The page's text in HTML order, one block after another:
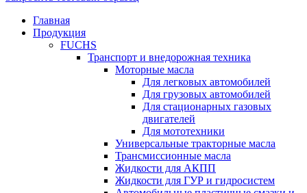
Главная
Продукция
FUCHS
Транспорт и внедорожная техника
Моторные масла
Для легковых автомобилей
Для грузовых автомобилей
Для стационарных газовых
двигателей
Для мототехники
Универсальные тракторные масла
Трансмиссионные масла
Жидкости для АКПП
Жидкости для ГУР и гидросистем